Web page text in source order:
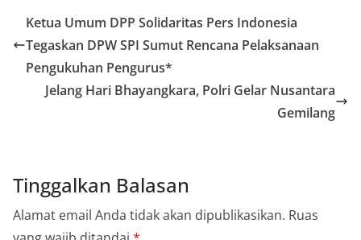
Ketua Umum DPP Solidaritas Pers Indonesia
Tegaskan DPW SPI Sumut Rencana Pelaksanaan
Pengukuhan Pengurus*
Jelang Hari Bhayangkara, Polri Gelar Nusantara
Gemilang
Tinggalkan Balasan
Alamat email Anda tidak akan dipublikasikan. Ruas